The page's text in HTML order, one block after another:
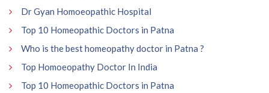
Dr Gyan Homoeopathic Hospital
Top 10 Homeopathic Doctors in Patna
Who is the best homeopathy doctor in Patna ?
Top Homoeopathy Doctor In India
Top 10 Homeopathic Doctors in Patna